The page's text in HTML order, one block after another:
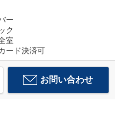
ー
ク
室
ード決済可
お問い合わせ